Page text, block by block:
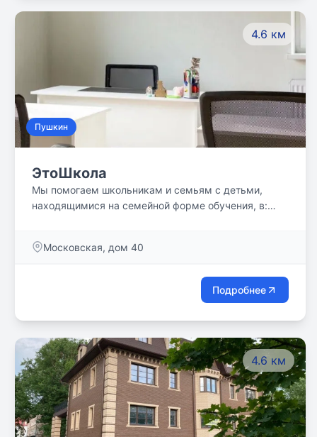
4.6 км
Пушкин
ЭтоШкола
Мы помогаем школьникам и семьям с детьми,
находящимися на семейной форме обучения, в:
аттестации, организации контроля освоения
Московская, дом 40
Подробнее
4.6 км